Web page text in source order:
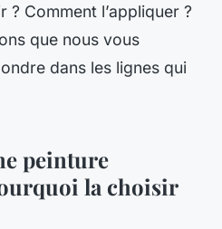
? Comment l’appliquer ?
que nous vous
dans les lignes qui
peinture
la choisir